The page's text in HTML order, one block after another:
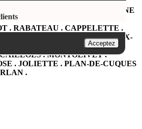
Acceptez
LA PENNE SUR HUVEAUNE
TRON . ROMAIN-ROLLAND .
. RABATEAU . CAPPELETTE .
. CASTELLANE . VIEUX-
JARRET . SAINT-PIERRE .
. MONTOLIVET .
. JOLIETTE . PLAN-DE-CUQUES
.